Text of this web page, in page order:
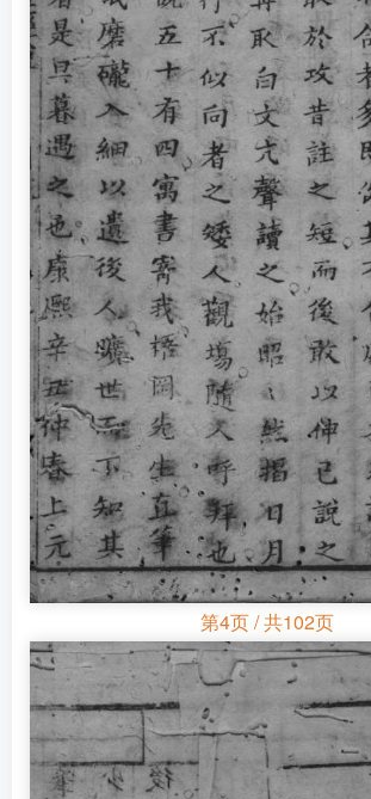
第4页 / 共102页